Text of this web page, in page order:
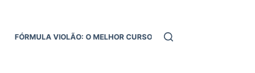
FÓRMULA VIOLÃO: O MELHOR CURSO DE VIOLÃO ONLINE!